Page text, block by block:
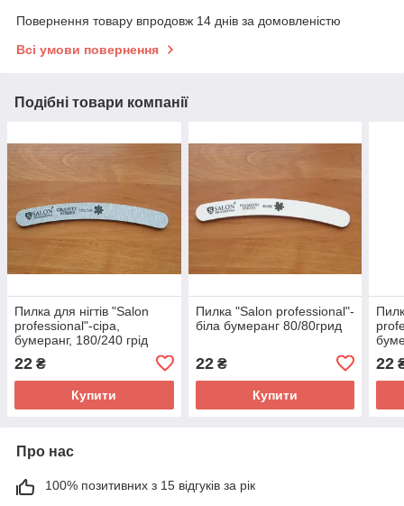
Повернення товару впродовж 14 днів за домовленістю
Всі умови повернення
Подібні товари компанії
Пилка для нігтів "Salon
professional"-сіра,
бумеранг, 180/240 грід
22 ₴
Купити
Пилка "Salon professional"-
біла бумеранг 80/80грид
22₴
Купити
22
Про нас
100% позитивних з 15 відгуків за рік